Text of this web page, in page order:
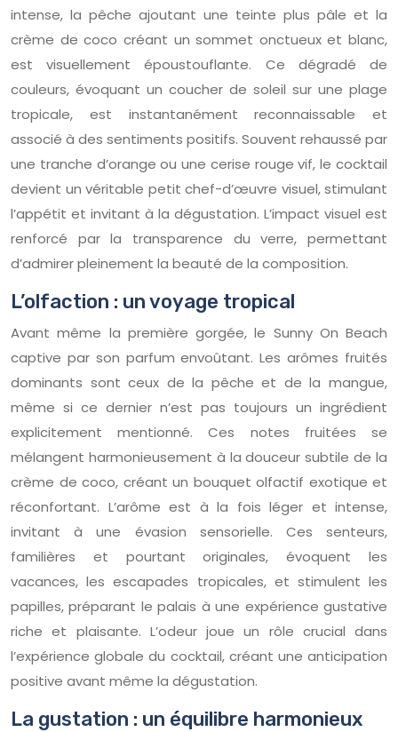
intense, la pêche ajoutant une teinte plus pâle et la
crème de coco créant un sommet onctueux et blanc,
est visuellement époustouflante. Ce dégradé de
couleurs, évoquant un coucher de soleil sur une plage
tropicale, est instantanément reconnaissable et
associé à des sentiments positifs. Souvent rehaussé par
une tranche d’orange ou une cerise rouge vif, le cocktail
devient un véritable petit chef-d’œuvre visuel, stimulant
l’appétit et invitant à la dégustation. L’impact visuel est
renforcé par la transparence du verre, permettant
d’admirer pleinement la beauté de la composition.
L’olfaction : un voyage tropical
Avant même la première gorgée, le Sunny On Beach
captive par son parfum envoûtant. Les arômes fruités
dominants sont ceux de la pêche et de la mangue,
même si ce dernier n’est pas toujours un ingrédient
explicitement mentionné. Ces notes fruitées se
mélangent harmonieusement à la douceur subtile de la
crème de coco, créant un bouquet olfactif exotique et
réconfortant. L’arôme est à la fois léger et intense,
invitant à une évasion sensorielle. Ces senteurs,
familières et pourtant originales, évoquent les
vacances, les escapades tropicales, et stimulent les
papilles, préparant le palais à une expérience gustative
riche et plaisante. L’odeur joue un rôle crucial dans
l’expérience globale du cocktail, créant une anticipation
positive avant même la dégustation.
La gustation : un équilibre harmonieux